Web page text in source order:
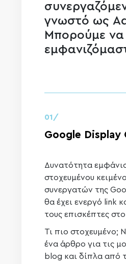
γνωστό ως
Μπορούμε να
01/
Google Display
Δυνατότητα
στοχευμένου
συνεργατών της
θα έχει ενεργό link
τους επισκέπτες
Τι πιο στοχευμένο;
ένα άρθρο για τις
blog και δίπλα από